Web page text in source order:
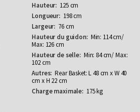
125 cm
198 cm
76 cm
Min: 114 cm/
Max: 126 cm
Min: 84 cm/ Max:
102 cm
Rear Basket: L 48 cm x W 40
cm x H 22 cm
175 kg